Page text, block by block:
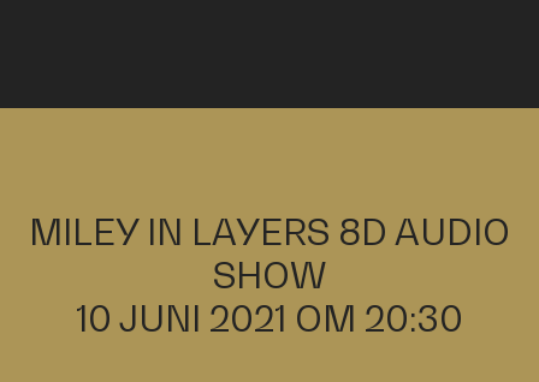
MILEY IN LAYERS 8D AUDIO
SHOW
10 JUNI 2021 OM 20:30